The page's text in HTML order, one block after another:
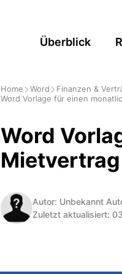
Überblick
Home Word
Finanzen &
Word Vorlage für einen
Word
Autor: Unbekannt
Zuletzt aktualisiert: